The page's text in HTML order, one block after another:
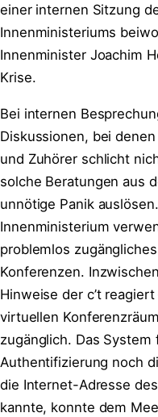
einer internen Sitzung
Innenministeriums
Innenminister Joachim
Krise.
Bei internen
Diskussionen, bei
und Zuhörer schlicht
solche Beratungen aus
unnötige Panik
Innenministerium
problemlos
Konferenzen.
Hinweise der c’t
virtuellen
zugänglich. Das
Authentifizierung noch
die Internet-Adresse
kannte, konnte dem